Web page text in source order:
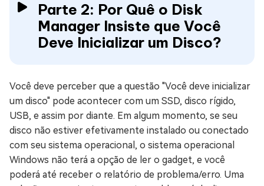
Parte 2: Por Quê o Disk
Manager Insiste que Você
Deve Inicializar um Disco?
Você deve perceber que a questão "Você deve inicializar
um disco" pode acontecer com um SSD, disco rígido,
USB, e assim por diante. Em algum momento, se seu
disco não estiver efetivamente instalado ou conectado
com seu sistema operacional, o sistema operacional
Windows não terá a opção de ler o gadget, e você
poderá até receber o relatório de problema/erro. Uma